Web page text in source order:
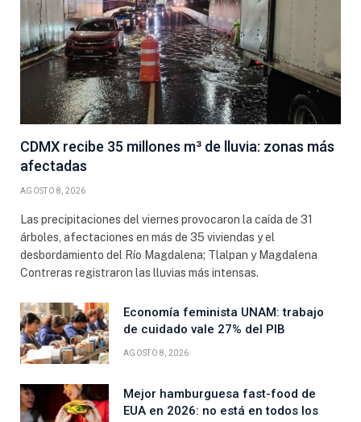
CDMX recibe 35 millones m³ de lluvia: zonas más
afectadas
AGOSTO 8, 2026
Las precipitaciones del viernes provocaron la caída de 31
árboles, afectaciones en más de 35 viviendas y el
desbordamiento del Río Magdalena; Tlalpan y Magdalena
Contreras registraron las lluvias más intensas.
Economía feminista UNAM: trabajo
de cuidado vale 27% del PIB
AGOSTO 8, 2026
Mejor hamburguesa fast-food de
EUA en 2026: no está en todos los